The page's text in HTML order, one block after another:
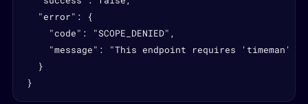
  "error": {
    "code": "SCOPE_DENIED",
"message": "This endpoint requires 'timeman'
  }
}